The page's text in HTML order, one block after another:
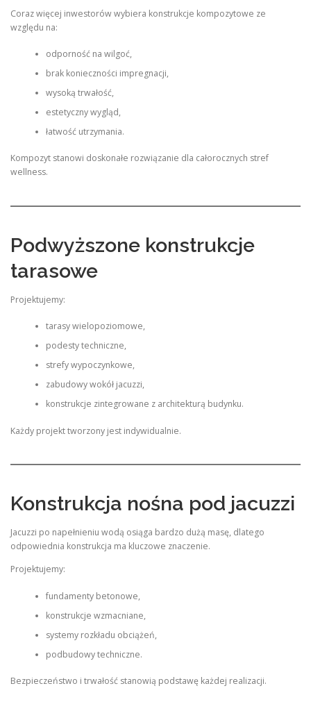
Coraz więcej inwestorów wybiera konstrukcje kompozytowe ze
względu na:
odporność na wilgoć,
brak konieczności impregnacji,
wysoką trwałość,
estetyczny wygląd,
łatwość utrzymania.
Kompozyt stanowi doskonałe rozwiązanie dla całorocznych stref
wellness.
Podwyższone konstrukcje
tarasowe
Projektujemy:
tarasy wielopoziomowe,
podesty techniczne,
strefy wypoczynkowe,
zabudowy wokół jacuzzi,
konstrukcje zintegrowane z architekturą budynku.
Każdy projekt tworzony jest indywidualnie.
Konstrukcja nośna pod jacuzzi
Jacuzzi po napełnieniu wodą osiąga bardzo dużą masę, dlatego
odpowiednia konstrukcja ma kluczowe znaczenie.
Projektujemy:
fundamenty betonowe,
konstrukcje wzmacniane,
systemy rozkładu obciążeń,
podbudowy techniczne.
Bezpieczeństwo i trwałość stanowią podstawę każdej realizacji.